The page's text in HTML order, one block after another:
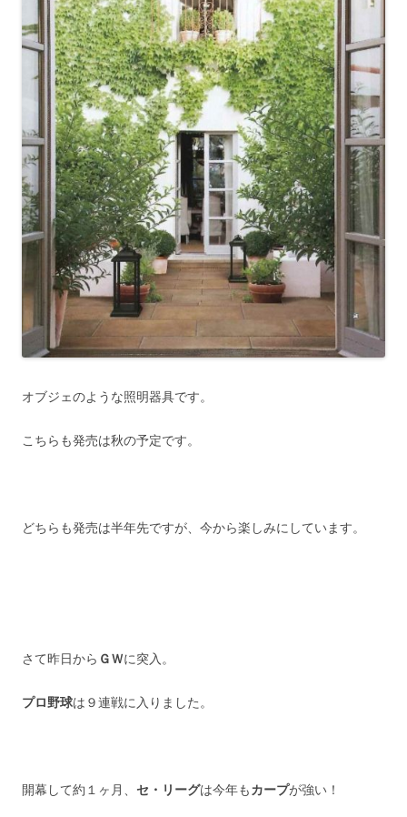
オブジェのような照明器具です。
こちらも発売は秋の予定です。
どちらも発売は半年先ですが、今から楽しみにしています。
さて昨日から ＧＷに突入。
プロ野球は９連戦に入りました。
開幕して約１ヶ月、 セ・リーグは今年もカープが強い！